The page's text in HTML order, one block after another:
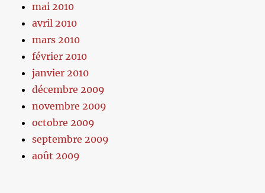
mai 2010
avril 2010
mars 2010
février 2010
janvier 2010
décembre 2009
novembre 2009
octobre 2009
septembre 2009
août 2009